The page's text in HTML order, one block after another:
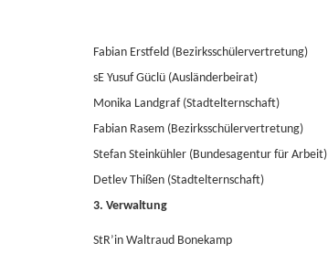
Fabian Erstfeld (Bezirksschülervertretung)
sE Yusuf Güclü (Ausländerbeirat)
Monika Landgraf (Stadtelternschaft)
Fabian Rasem (Bezirksschülervertretung)
Stefan Steinkühler (Bundesagentur für Arbeit)
Detlev Thißen (Stadtelternschaft)
3. Verwaltung
StR’in Waltraud Bonekamp